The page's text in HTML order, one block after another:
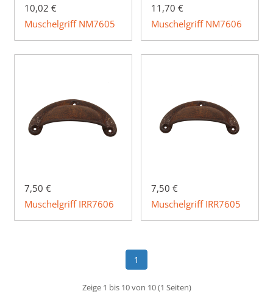
10,02 €
Muschelgriff NM7605
11,70 €
Muschelgriff NM7606
7,50 €
Muschelgriff IRR7606
7,50 €
Muschelgriff IRR7605
1
Zeige 1 bis 10 von 10 (1 Seiten)